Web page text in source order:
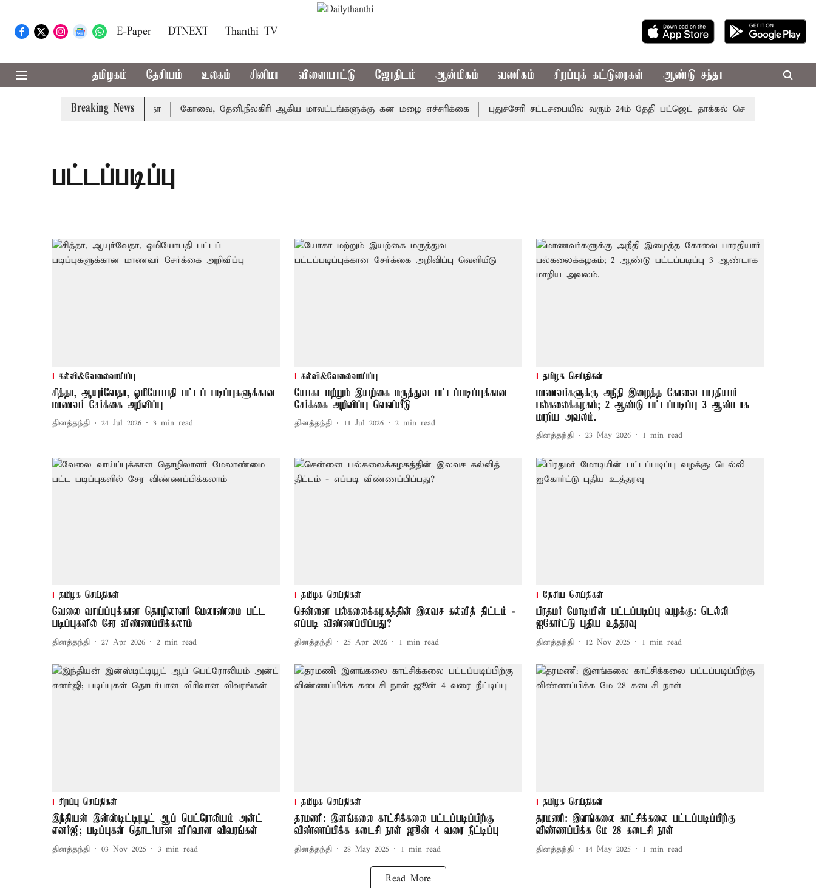
E-Paper DTNEXT Thanthi TV
தமிழகம் தேசியம் உலகம் சினிமா விளையாட்டு ஜோதிடம் ஆன்மிகம் வணிகம் சிறப்புக் கட்டுரைகள் ஆண்டு சந்தா
Breaking News
வழக்கை வாபஸ் பெற்றார் சங்கீதா கோவை, தேனி,நீலகிரி ஆகிய மாவட்டங்களுக்கு கன மழை எச்சரிக்கை புதுச்சேரி சட்டசபையில் வரும் 24ம் தேதி பட்ஜெட் தாக்கல் செய்கிறார் முதல்-
பட்டப்படிப்பு
கல்வி&வேலைவாய்ப்பு
சித்தா, ஆயுர்வேதா, ஓமியோபதி பட்டப் படிப்புகளுக்கான
மாணவர் சேர்க்கை அறிவிப்பு
தினத்தந்தி 24 Jul 2026 3 min read
கல்வி&வேலைவாய்ப்பு
யோகா மற்றும் இயற்கை மருத்துவ பட்டப்படிப்புக்கான
சேர்க்கை அறிவிப்பு வெளியீடு
தினத்தந்தி 11 Jul 2026 2 min read
தமிழக செய்திகள்
மாணவர்களுக்கு அநீதி இழைத்த கோவை பாரதியார்
பல்கலைக்கழகம்; 2 ஆண்டு பட்டப்படிப்பு 3 ஆண்டாக
மாறிய அவலம்.
தினத்தந்தி 23 May 2026 1 min read
தமிழக செய்திகள்
வேலை வாய்ப்புக்கான தொழிலாளர் மேலாண்மை பட்ட
படிப்புகளில் சேர விண்ணப்பிக்கலாம்
தினத்தந்தி 27 Apr 2026 2 min read
தமிழக செய்திகள்
சென்னை பல்கலைக்கழகத்தின் இலவச கல்வித் திட்டம் -
எப்படி விண்ணப்பிப்பது?
தினத்தந்தி 25 Apr 2026 1 min read
தேசிய செய்திகள்
பிரதமர் மோடியின் பட்டப்படிப்பு வழக்கு: டெல்லி
ஐகோர்ட்டு புதிய உத்தரவு
தினத்தந்தி 12 Nov 2025 1 min read
சிறப்பு செய்திகள்
இந்தியன் இன்ஸ்டிட்டியூட் ஆப் பெட்ரோலியம் அன்ட்
எனர்ஜி; படிப்புகள் தொடர்பான விரிவான விவரங்கள்
தினத்தந்தி 03 Nov 2025 3 min read
தமிழக செய்திகள்
தரமணி: இளங்கலை காட்சிக்கலை பட்டப்படிப்பிற்கு
விண்ணப்பிக்க கடைசி நாள் ஜூன் 4 வரை நீட்டிப்பு
தினத்தந்தி 28 May 2025 1 min read
தமிழக செய்திகள்
தரமணி: இளங்கலை காட்சிக்கலை பட்டப்படிப்பிற்கு
விண்ணப்பிக்க மே 28 கடைசி நாள்
தினத்தந்தி 14 May 2025 1 min read
Read More